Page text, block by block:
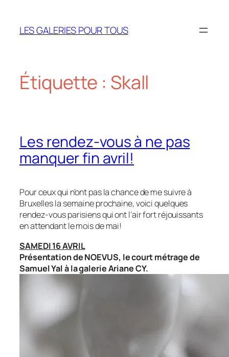
contenu
LES GALERIES POUR TOUS
Étiquette : Skall
Les rendez-vous à ne pas
manquer fin avril!
Pour ceux qui n’ont pas la chance de me suivre à
Bruxelles la semaine prochaine, voici quelques
rendez-vous parisiens qui ont l’air fort réjouissants
en attendant le mois de mai!
SAMEDI 16 AVRIL
Présentation deNOEVUS, le court métrage de
Samuel Yal à la galerie Ariane CY.